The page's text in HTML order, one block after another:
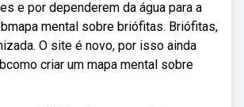
e por dependerem da água para a
mental sobre briófitas. Briófitas,
O site é novo, por isso ainda
criar um mapa mental sobre